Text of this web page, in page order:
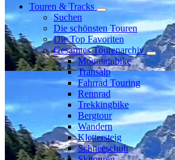
Touren & Tracks
Suchen
Die schönsten Touren
Die Top Favoriten
Gesamtes Tourenarchiv
Mountainbike
Transalp
Fahrrad Touring
Rennrad
Trekkingbike
Bergtour
Wandern
Klettersteig
Schneeschuh